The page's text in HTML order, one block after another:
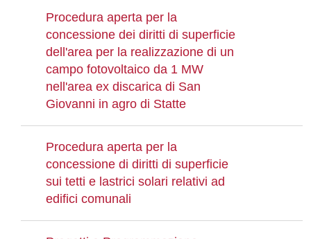
Procedura aperta per la
concessione dei diritti di superficie
dell'area per la realizzazione di un
campo fotovoltaico da 1 MW
nell'area ex discarica di San
Giovanni in agro di Statte
Procedura aperta per la
concessione di diritti di superficie
sui tetti e lastrici solari relativi ad
edifici comunali